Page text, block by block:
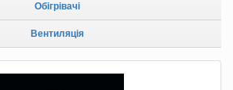
Обігрівачі
Вентиляція